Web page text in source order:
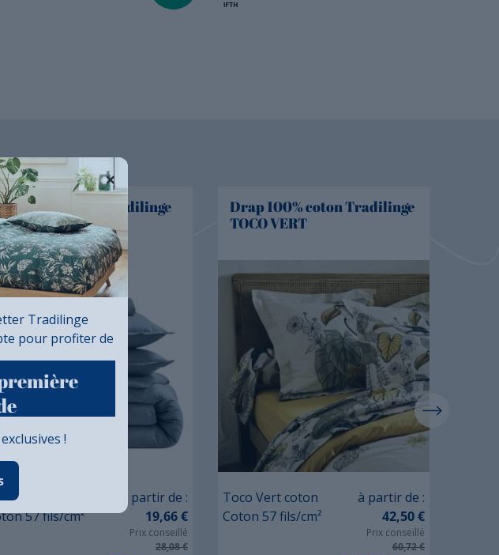
100% coton Tradilinge
coton Orage
57 fils/cm²
à partir de :
19,66 €
Prix conseillé
28,08 €
Drap 100% coton Tradilinge
TOCO VERT
Toco Vert coton
Coton 57 fils/cm²
à partir de :
Prix
42,50 €
Prix conseillé
60,72 €
×
Tradilinge
pour profiter de
!